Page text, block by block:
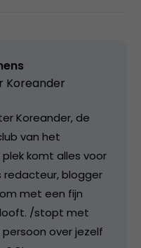
Koreander
Koreander, de
van het
komt alles voor
redacteur, blogger
met een fijn
/stopt met
over jezelf